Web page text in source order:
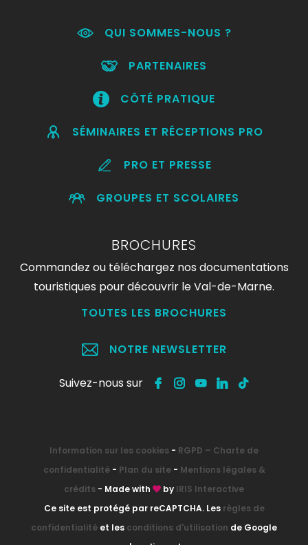
QUI SOMMES-NOUS ?
PARTENAIRES
CÔTÉ PRATIQUE
SÉMINAIRES ET RÉCEPTIONS PRO
PRO ET PRESSE
GROUPES ET SCOLAIRES
BROCHURES
Commandez ou téléchargez nos documentations
touristiques pour découvrir le Val-de-Marne.
TOUTES LES BROCHURES
NOTRE NEWSLETTER
Suivez-nous sur
Information sur les cookies - RGPD – Charte de
confidentialité- Plan du site- Mentions légales &
crédits - Made with by IRIS Interactive
Ce site est protégé par reCAPTCHA. Les règles de
confidentialité et les conditions d'utilisation de Google